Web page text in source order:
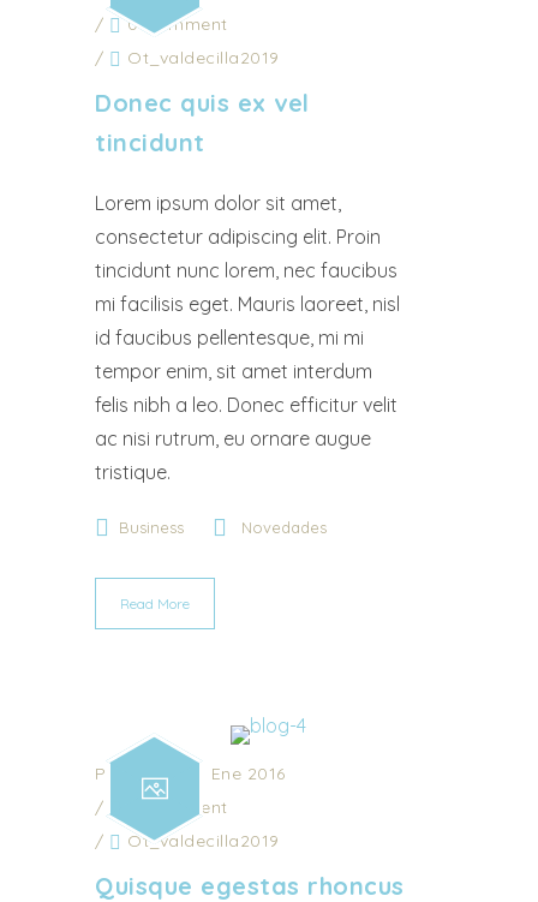
/
0 Comment
/
Ot_valdecilla2019
Donec quis ex vel
tincidunt
Lorem ipsum dolor sit amet,
consectetur adipiscing elit. Proin
tincidunt nunc lorem, nec faucibus
mi facilisis eget. Mauris laoreet, nisl
id faucibus pellentesque, mi mi
tempor enim, sit amet interdum
felis nibh a leo. Donec efficitur velit
ac nisi rutrum, eu ornare augue
tristique.
Business Novedades
Read More
Posted on 31 Ene 2016
/
0 Comment
/
Ot_valdecilla2019
Quisque egestas rhoncus